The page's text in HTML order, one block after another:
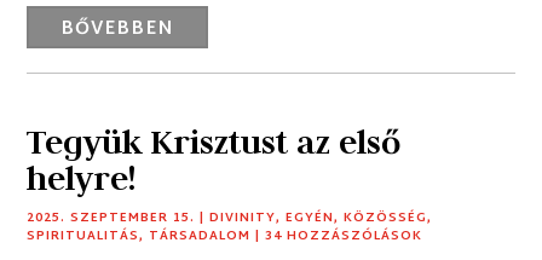
BŐVEBBEN
Tegyük Krisztust az első
helyre!
2025. SZEPTEMBER 15. |DIVINITY,EGYÉN,KÖZÖSSÉG,
SPIRITUALITÁS, TÁRSADALOM | 34 HOZZÁSZÓLÁSOK